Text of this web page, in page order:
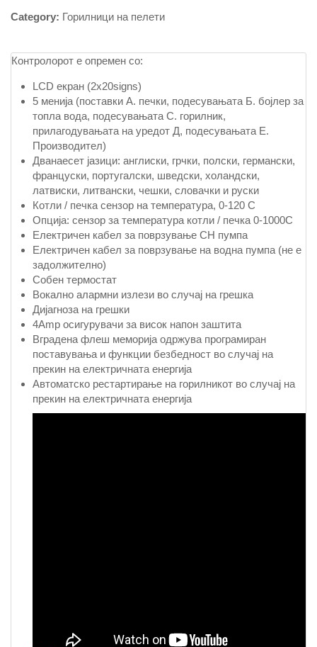
Category: Горилници на пелети
Контролорот е опремен со:
LCD екран (2x20signs)
5 менија (поставки А. печки, подесувањата Б. бојлер за
топла вода, подесувањата C. горилник,
прилагодувањата на уредот Д, подесувањата Е.
Производител)
Дванаесет јазици: англиски, грчки, полски, германски,
француски, португалски, шведски, холандски,
латвиски, литвански, чешки, словачки и руски
Котли / печка сензор на температура, 0-120 C
Опција: сензор за температура котли / печка 0-1000С
Електричен кабел за поврзување CH пумпа
Електричен кабел за поврзување на водна пумпа (не е
задолжително)
Собен термостат
Вокално алармни излези во случај на грешка
Дијагноза на грешки
4Amp осигурувачи за висок напон заштита
Вградена флеш меморија одржува програмиран
поставувања и функции безбедност во случај на
прекин на електричната енергија
Автоматско рестартирање на горилникот во случај на
прекин на електричната енергија